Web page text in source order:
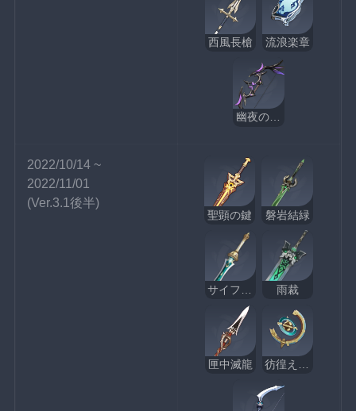
西風長槍 流浪楽章
幽夜のワルツ
2022/10/14 ~
2022/11/01
(Ver.3.1後半)
聖顕の鍵 磐岩結緑
雨裁
匣中滅龍 彷徨える星